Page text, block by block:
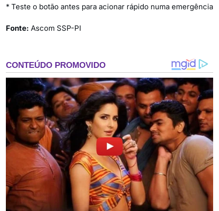
* Teste o botão antes para acionar rápido numa emergência
Fonte: Ascom SSP-PI